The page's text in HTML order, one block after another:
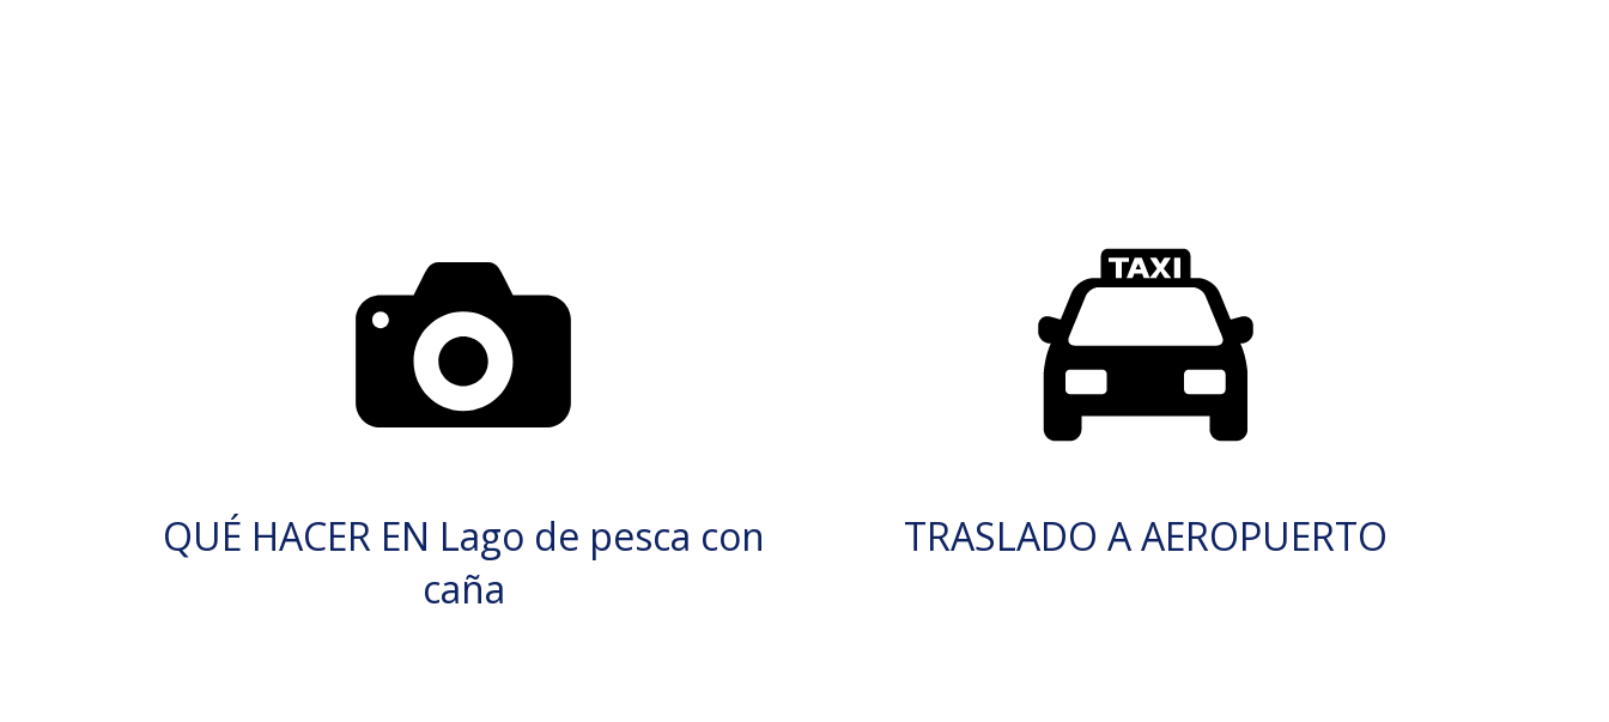
QUÉ HACER EN Lago de pesca con
caña
TRASLADO A AEROPUERTO